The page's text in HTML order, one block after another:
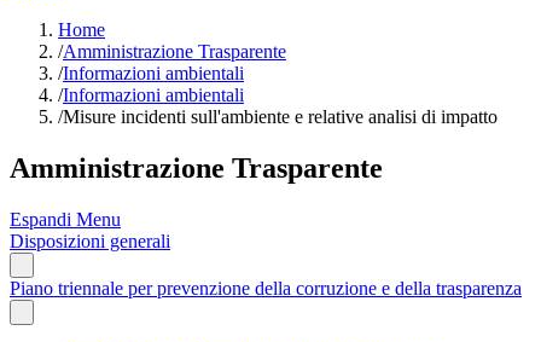
Home
/Amministrazione Trasparente
/Informazioni ambientali
/Informazioni ambientali
/Misure incidenti sull'ambiente e relative analisi di impatto
Amministrazione Trasparente
Espandi Menu
Disposizioni generali
Piano triennale per prevenzione della corruzione e della trasparenza